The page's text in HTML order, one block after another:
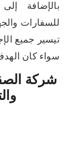
بالإضافة
للسفارات
تيسير جميع
سواء كان
شركة